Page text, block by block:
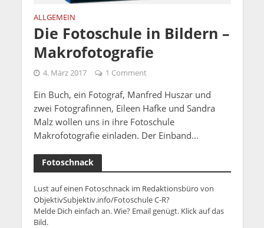
ALLGEMEIN
Die Fotoschule in Bildern –
Makrofotografie
4. März 2017 1 Comment
Ein Buch, ein Fotograf, Manfred Huszar und
zwei Fotografinnen, Eileen Hafke und Sandra
Malz wollen uns in ihre Fotoschule
Makrofotografie einladen. Der Einband...
Fotoschnack
Lust auf einen Fotoschnack im Redaktionsbüro von
ObjektivSubjektiv.info/Fotoschule C-R?
Melde Dich einfach an. Wie? Email genügt. Klick auf das
Bild.